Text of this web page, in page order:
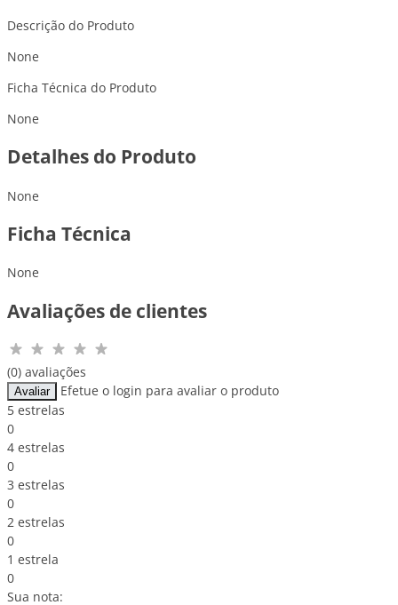
Descrição do Produto
None
Ficha Técnica do Produto
None
Detalhes do Produto
None
Ficha Técnica
None
Avaliações de clientes
(0) avaliações
Avaliar
Efetue o login para avaliar o produto
5 estrelas
0
4 estrelas
0
3 estrelas
0
2 estrelas
0
1 estrela
0
Sua nota: